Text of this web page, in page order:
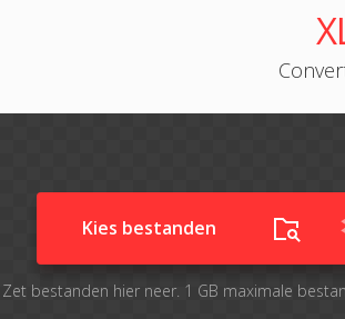
Kies bestanden
Zet bestanden hier neer. 1 GB maximale